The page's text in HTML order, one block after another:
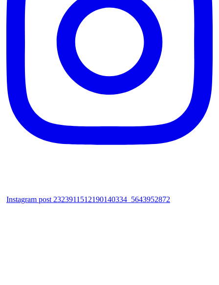
Instagram post 2323911512190140334_5643952872